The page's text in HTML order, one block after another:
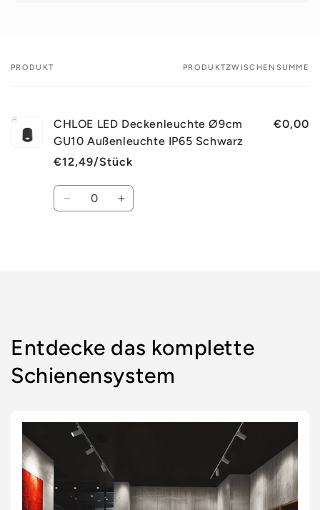
Dein
PRODUKT PRODUKTZWISCHENSUMME
CHLOE LED Deckenleuchte Ø9cm
GU10 Außenleuchte IP65 Schwarz
€12,49/Stück
€0,00
Anzahl
VerringereErhöhe
Entdecke das komplette
Schienensystem